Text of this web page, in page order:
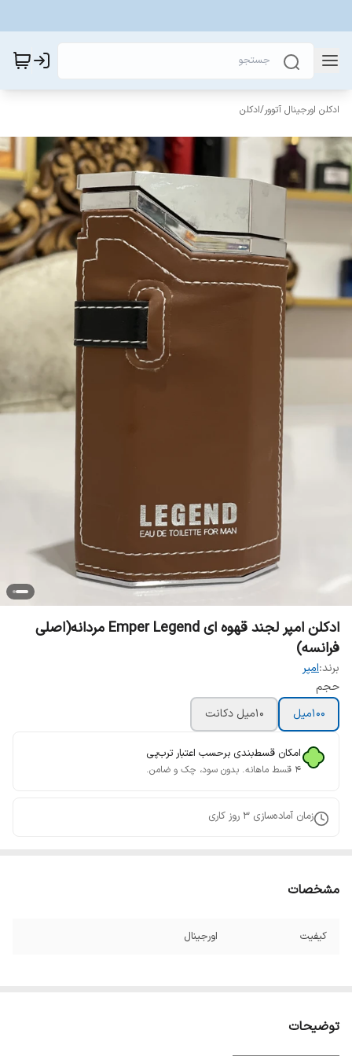
ادکلن اورجینال آتوور/ادکلن
ادکلن امپر لجند قهوه ای Emper Legend مردانه(اصلی
فرانسه)
برند:امپر
حجم
100میل
10میل دکانت
امکان قسط‌بندی برحسب اعتبار ترب‌پی
۴ قسط ماهانه. بدون سود، چک و ضامن.
زمان آماده‌سازی 3 روز کاری
مشخصات
کیفیت اورجینال
توضیحات